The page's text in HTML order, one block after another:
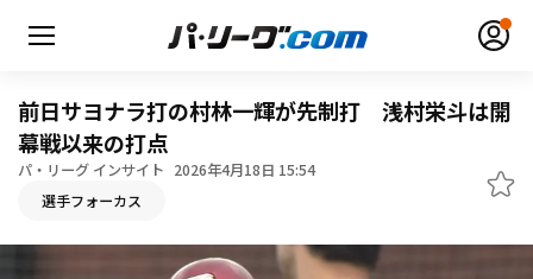
前日サヨナラ打の村林一輝が先制打 浅村栄斗は開
幕戦以来の打点
パ・リーグ インサイト 2026年4月18日 15:54
選手フォーカス